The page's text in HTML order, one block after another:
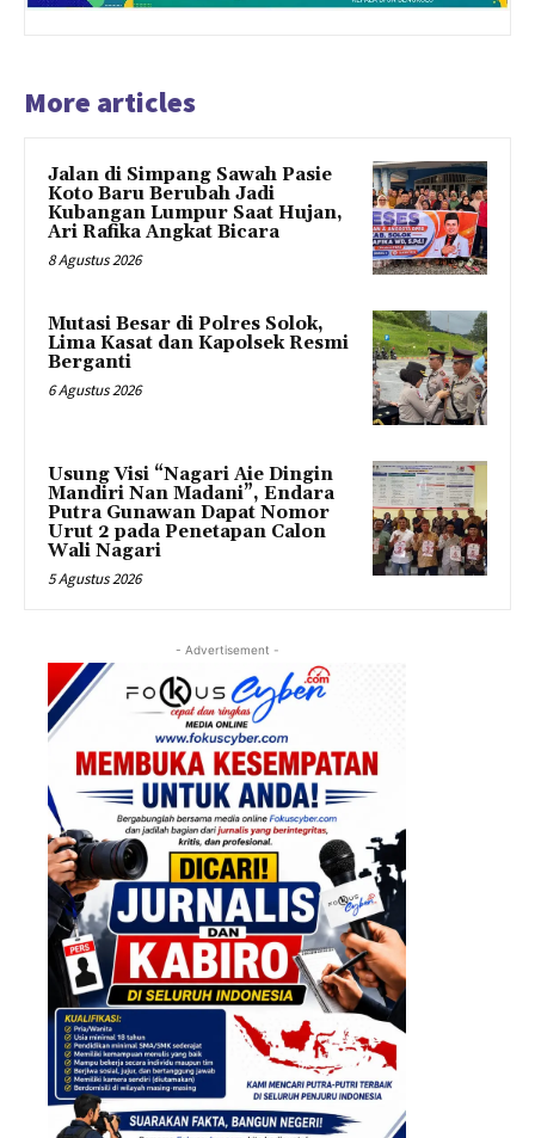
More articles
Jalan di Simpang Sawah Pasie
Koto Baru Berubah Jadi
Kubangan Lumpur Saat Hujan,
Ari Rafika Angkat Bicara
8 Agustus 2026
Mutasi Besar di Polres Solok,
Lima Kasat dan Kapolsek Resmi
Berganti
6 Agustus 2026
Usung Visi “Nagari Aie Dingin
Mandiri Nan Madani”, Endara
Putra Gunawan Dapat Nomor
Urut 2 pada Penetapan Calon
Wali Nagari
5 Agustus 2026
- Advertisement -